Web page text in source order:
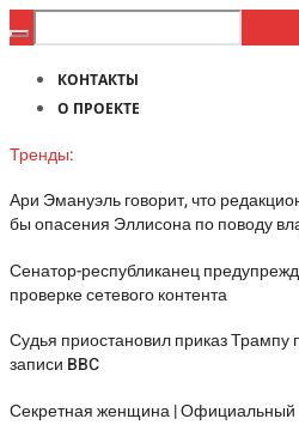
КОНТАКТЫ
О ПРОЕКТЕ
Тренды:
Ари Эмануэль говорит, что
бы опасения Эллисона по поводу
Сенатор-республиканец
проверке сетевого контента
Судья приостановил приказ
записи BBC
Секретная женщина | Официальный